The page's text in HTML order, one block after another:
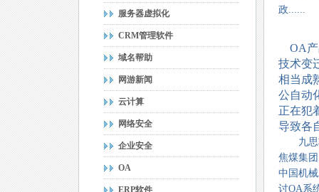
服务器虚拟化
CRM管理软件
域名帮助
网游新闻
云计算
网络安全
企业安全
OA
ERP软件
政......
OA产
技术变
相当成
公自动
正在犯
导致各
九思软
焦煤集
中国机
讨OA系